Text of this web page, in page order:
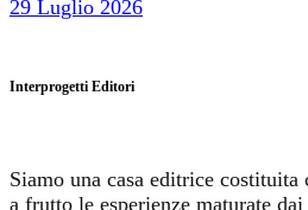
29 Luglio 2026
Interprogetti Editori
Siamo una casa editrice
a frutto le esperienze maturate